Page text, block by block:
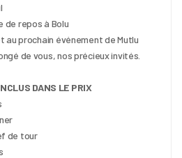
de repos à Bolu
prochain événement de Mutlu
de vous, nos précieux invités.
DANS LE PRIX
de tour